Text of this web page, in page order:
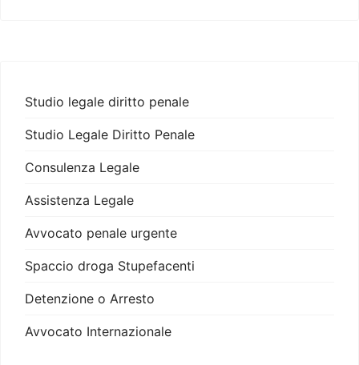
Studio legale diritto penale
Studio Legale Diritto Penale
Consulenza Legale
Assistenza Legale
Avvocato penale urgente
Spaccio droga Stupefacenti
Detenzione o Arresto
Avvocato Internazionale